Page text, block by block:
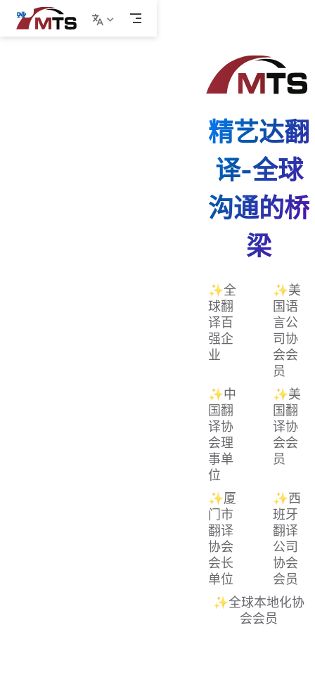
跳
至
精艺达翻
译-全球
沟通的桥
梁
✨全
球翻
译百
强企
业
✨美
国语
言公
司协
会会
员
✨中
国翻
译协
会理
事单
位
✨美
国翻
译协
会会
员
✨厦
门市
翻译
协会
会长
单位
✨西
班牙
翻译
公司
协会
会员
✨全球本地化协
会会员